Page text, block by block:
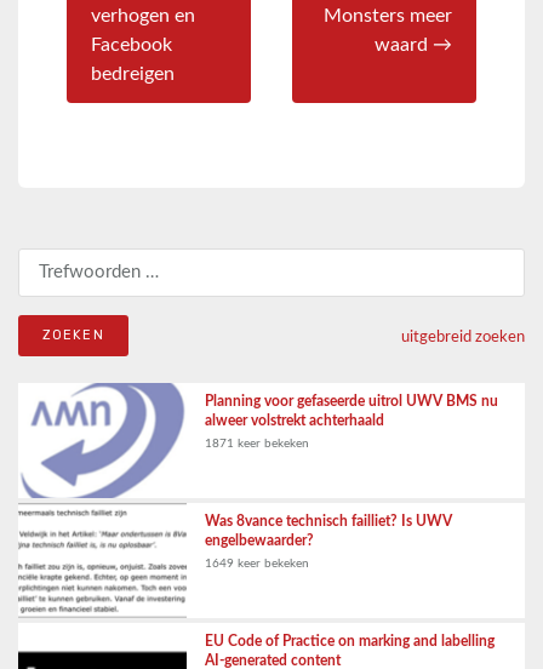
verhogen en
Facebook
bedreigen
Monsters meer
waard →
uitgebreid zoeken
Planning voor gefaseerde uitrol UWV BMS nu
alweer volstrekt achterhaald
1871 keer bekeken
Was 8vance technisch failliet? Is UWV
engelbewaarder?
1649 keer bekeken
EU Code of Practice on marking and labelling
AI-generated content